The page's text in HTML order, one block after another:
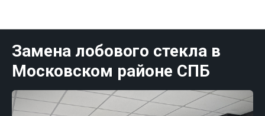
Замена лобового стекла в
Московском районе СПБ